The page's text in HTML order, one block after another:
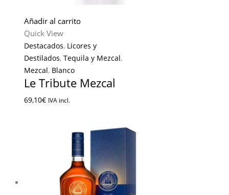
Añadir al carrito
Quick View
Destacados, Licores y
Destilados, Tequila y Mezcal,
Mezcal, Blanco
Le Tribute Mezcal
69,10€ IVA incl.